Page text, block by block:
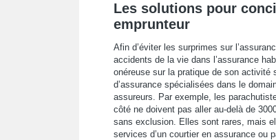
Les solutions pour
emprunteur
Afin d’éviter les surprimes sur
accidents de la vie dans l’assurance
onéreuse sur la pratique de son activité
d’assurance spécialisées dans le
assureurs. Par exemple, les
côté ne doivent pas aller au-delà de
sans exclusion. Elles sont rares, mais
services d’un courtier en assurance ou